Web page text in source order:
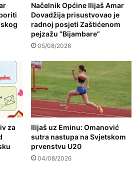
Načelnik Općine Ilijaš Amar
Dovadžija prisustvovao je
radnoj posjeti Zaštićenom
pejzažu “Bijambare”
05/08/2026
za
Ilijaš uz Eminu: Omanović
sutra nastupa na Svjetskom
prvenstvu U20
04/08/2026